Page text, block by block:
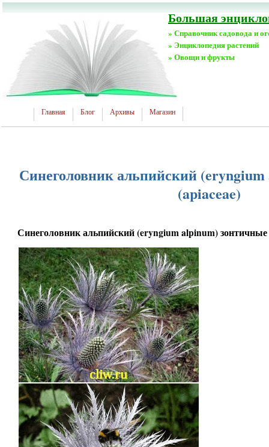
Большая
» Справочник садовода и
» Энциклопедия растений
» Овощи и фрукты
Главная Блог Архивы Магазин
Синеголовник альпийский
(apiaceae)
Синеголовник альпийский (eryngium alpinum) зонтичные